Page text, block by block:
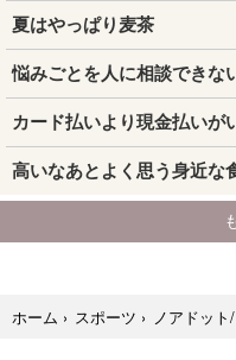
ホーム › スポーツ › ノアドッ